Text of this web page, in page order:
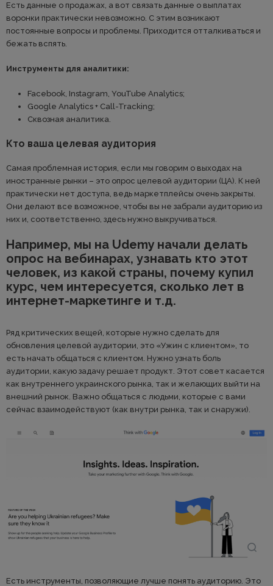
Есть данные о продажах, а вот связать данные о выплатах
воронки практически невозможно. С этим возникают
постоянные вопросы и проблемы. Приходится отталкиваться и
бежать вспять.
Инструменты для аналитики:
Facebook, Instagram, YouTube Analytics;
Google Analytics + Call-Tracking;
Сквозная аналитика.
Кто ваша целевая аудитория
Самая проблемная история, если мы говорим о выходах на
иностранные рынки – это опрос целевой аудитории (ЦА). К ней
практически нет доступа, ведь маркетплейсы очень закрыты.
Они делают все возможное, чтобы вы не забрали аудиторию из
них и, соответственно, здесь нужно выкручиваться.
Например, мы на Udemy начали делать
опрос на вебинарах, узнавать кто этот
человек, из какой страны, почему купил
курс, чем интересуется, сколько лет в
интернет-маркетинге и т.д.
Ряд критических вещей, которые нужно сделать для
обновления целевой аудитории, это «Ужин с клиентом», то
есть начать общаться с клиентом. Нужно узнать боль
аудитории, какую задачу решает продукт. Этот совет касается
как внутреннего украинского рынка, так и желающих выйти на
внешний рынок. Важно общаться с людьми, которые с вами
сейчас взаимодействуют (как внутри рынка, так и снаружи).
Есть инструменты, позволяющие лучше понять аудиторию. Это